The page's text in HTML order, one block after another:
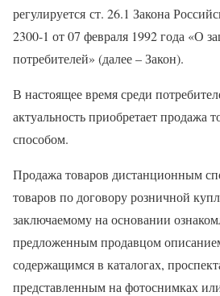
регулируется ст. 26.1 Закона
2300-1 от 07 февраля 1992 года «О
потребителей» (далее – Закон).
В настоящее время среди
актуальность приобретает продажа
способом.
Продажа товаров дистанционным
товаров по договору розничной
заключаемому на основании
предложенным продавцом
содержащимся в каталогах,
представленным на фотоснимках